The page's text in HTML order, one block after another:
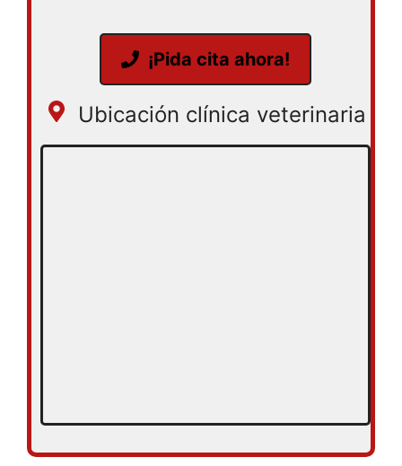
¡Pida cita ahora!
Ubicación clínica veterinaria